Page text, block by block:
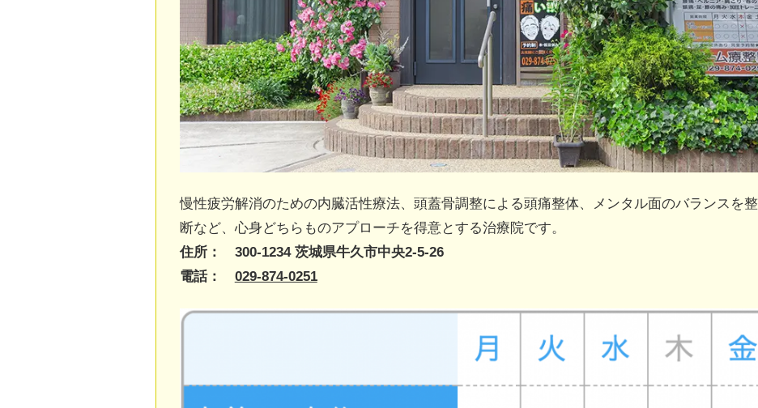
慢性疲労解消のための内臓活性療法、頭蓋骨調整による頭痛整体、メンタル面のバランスを
断など、心身どちらものアプローチを得意とする治療院です。
住所： 300-1234 茨城県牛久市中央2-5-26
電話： 029-874-0251